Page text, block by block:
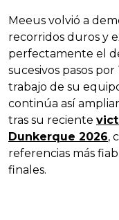
Meeus volvió a
recorridos duros y
perfectamente el
sucesivos pasos
trabajo de su
continúa así
tras su reciente
Dunkerque 2026,
referencias más
finales.